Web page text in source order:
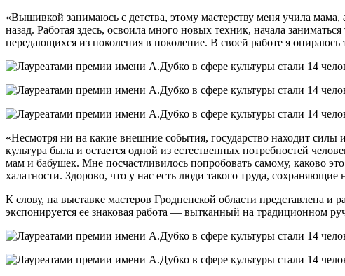
«Вышивкой занимаюсь с детства, этому мастерству меня учила
назад. Работая здесь, освоила много новых техник, начала
передающихся из поколения в поколение. В своей работе я
«Несмотря ни на какие внешние события, государство находит
культура была и остается одной из естественных потребностей
мам и бабушек. Мне посчастливилось попробовать самому, каково
халатности. Здорово, что у нас есть люди такого труда,
К слову, на выставке мастеров Гродненской области представлена
экспонируется ее знаковая работа — вытканный на традиционном